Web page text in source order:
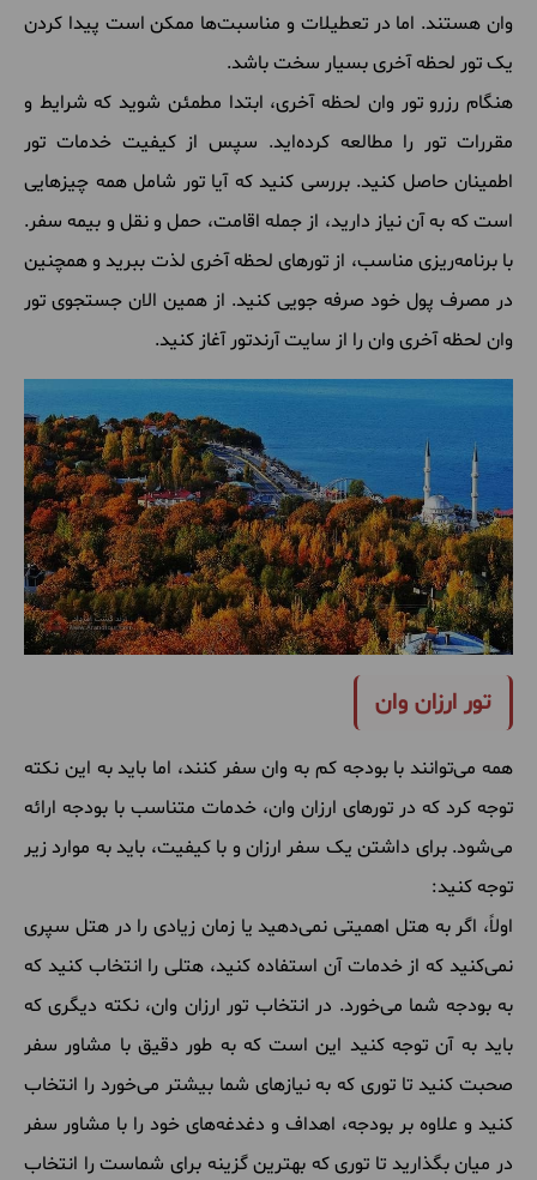
وان هستند. اما در تعطیلات و مناسبت‌ها ممکن است پیدا کردن
یک تور لحظه آخری بسیار سخت باشد.
هنگام رزرو تور وان لحظه آخری، ابتدا مطمئن شوید که شرایط و
مقررات تور را مطالعه کرده‌اید. سپس از کیفیت خدمات تور
اطمینان حاصل کنید. بررسی کنید که آیا تور شامل همه چیزهایی
است که به آن نیاز دارید، از جمله اقامت، حمل و نقل و بیمه سفر.
با برنامه‌ریزی مناسب، از تورهای لحظه آخری لذت ببرید و همچنین
در مصرف پول خود صرفه جویی کنید. از همین الان جستجوی تور
وان لحظه آخری وان را از سایت آرندتور آغاز کنید.
تور ارزان وان
همه می‌توانند با بودجه کم به وان سفر کنند، اما باید به این نکته
توجه کرد که در تورهای ارزان وان، خدمات متناسب با بودجه ارائه
می‌شود. برای داشتن یک سفر ارزان و با کیفیت، باید به موارد زیر
توجه کنید:
اولاً، اگر به هتل اهمیتی نمی‌دهید یا زمان زیادی را در هتل سپری
نمی‌کنید که از خدمات آن استفاده کنید، هتلی را انتخاب کنید که
به بودجه شما می‌خورد. در انتخاب تور ارزان وان، نکته دیگری که
باید به آن توجه کنید این است که به طور دقیق با مشاور سفر
صحبت کنید تا توری که به نیازهای شما بیشتر می‌خورد را انتخاب
کنید و علاوه بر بودجه، اهداف و دغدغه‌های خود را با مشاور سفر
در میان بگذارید تا توری که بهترین گزینه برای شماست را انتخاب